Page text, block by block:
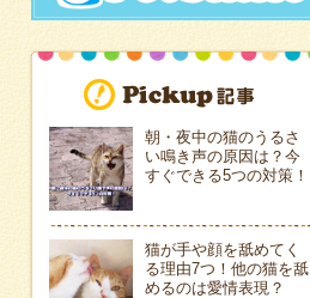
朝・夜中の猫のうるさ
い鳴き声の原因は？今
すぐできる5つの対策！
猫が手や顔を舐めてく
る理由7つ！他の猫を舐
めるのは愛情表現？